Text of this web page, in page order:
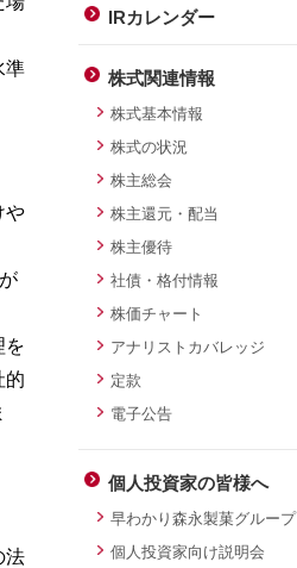
準
や
を
的
法
IRカレンダー
株式関連情報
株式基本情報
株式の状況
株主総会
株主還元・配当
株主優待
社債・格付情報
株価チャート
アナリストカバレッジ
定款
電子公告
個人投資家の皆様へ
早わかり森永製菓グループ
個人投資家向け説明会